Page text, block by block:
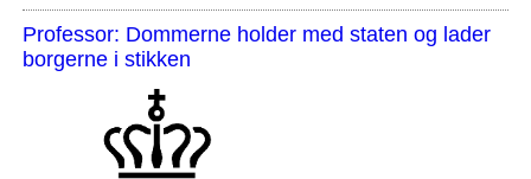
Professor: Dommerne holder med staten og lader
borgerne i stikken